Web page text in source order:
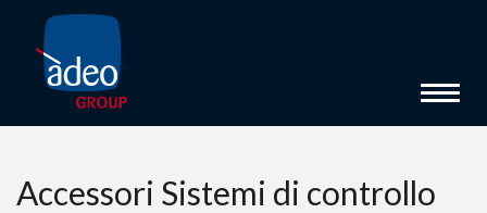
Toggle
Accessori Sistemi di controllo